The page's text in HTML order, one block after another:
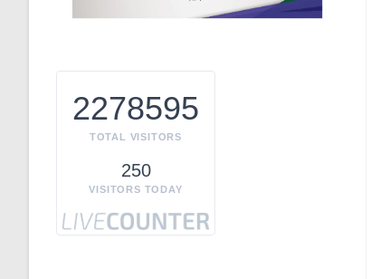
2278595
TOTAL VISITORS
250
VISITORS TODAY